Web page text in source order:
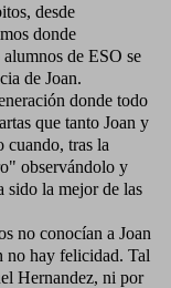
desde
donde
de ESO se
de Joan.
donde todo
que tanto Joan y
cuando, tras la
observándolo y
sido la mejor de las
no conocían a Joan
no hay felicidad. Tal
Hernandez, ni por